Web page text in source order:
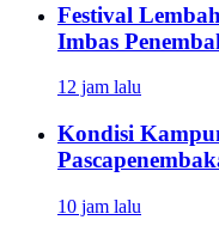
Festival
Imbas
12 jam lalu
Kondisi
10 jam lalu